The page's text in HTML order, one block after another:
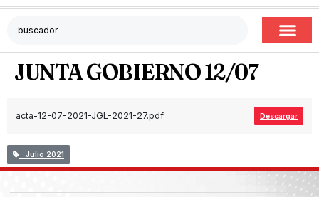
JUNTA GOBIERNO 12/07
acta-12-07-2021-JGL-2021-27.pdf Descargar
Julio 2021